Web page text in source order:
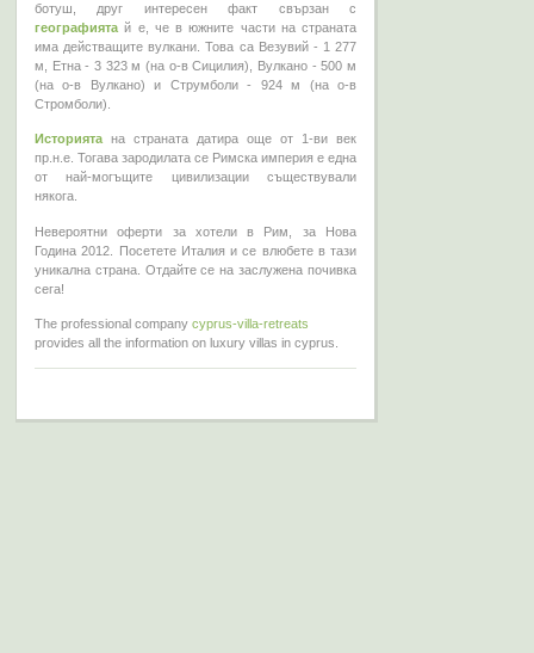
ботуш, друг интересен факт свързан с
географията й е, че в южните части на страната
има действащите вулкани. Това са Везувий - 1 277
м, Етна - 3 323 м (на о-в Сицилия), Вулкано - 500 м
(на о-в Вулкано) и Струмболи - 924 м (на о-в
Стромболи).
Историята на страната датира още от 1-ви век
пр.н.е. Тогава зародилата се Римска империя е една
от най-могъщите цивилизации съществували
някога.
Невероятни оферти за хотели в Рим, за Нова
Година 2012. Посетете Италия и се влюбете в тази
уникална страна. Отдайте се на заслужена почивка
сега!
The professional company cyprus-villa-retreats
provides all the information on luxury villas in cyprus.